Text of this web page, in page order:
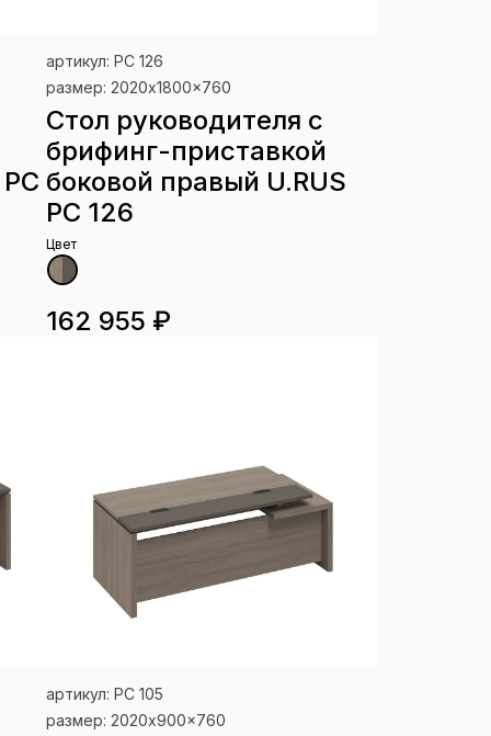
РС
артикул: РС 126
размер: 2020x1800x760
Стол руководителя с
брифинг-приставкой
боковой правый U.RUS
РС 126
Цвет
162 955 ₽
артикул: РС 105
размер: 2020x900x760